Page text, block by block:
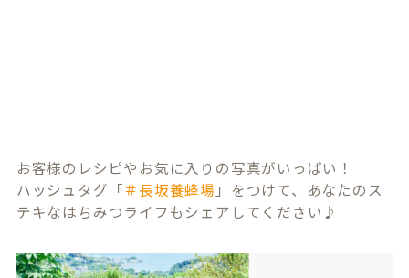
お客様のレシピやお気に入りの写真がいっぱい！
ハッシュタグ「＃長坂養蜂場 」をつけて、あなたのス
テキなはちみつライフもシェアしてください♪